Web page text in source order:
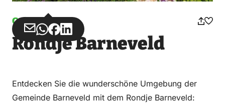
Gehen
Teilen
über
Teilen
über
Teilen
auf
Teilen
auf
Rondje Barneveld
Entdecken Sie die wunderschöne Umgebung der
Gemeinde Barneveld mit dem Rondje Barneveld: